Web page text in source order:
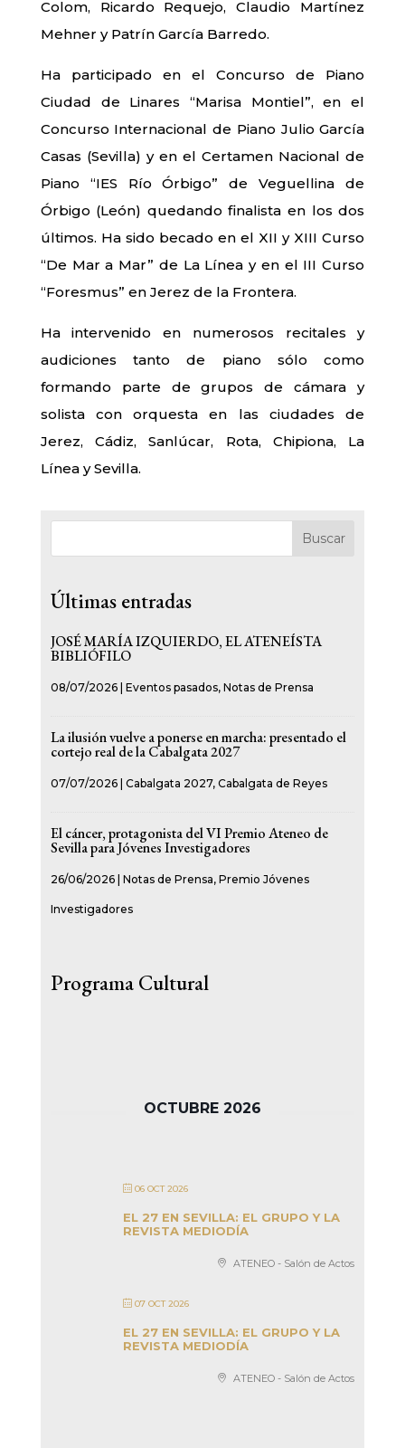
Colom, Ricardo Requejo, Claudio Martínez
Mehner y Patrín García Barredo.
Ha participado en el Concurso de Piano
Ciudad de Linares “Marisa Montiel”, en el
Concurso Internacional de Piano Julio García
Casas (Sevilla) y en el Certamen Nacional de
Piano “IES Río Órbigo” de Veguellina de
Órbigo (León) quedando finalista en los dos
últimos. Ha sido becado en el XII y XIII Curso
“De Mar a Mar” de La Línea y en el III Curso
“Foresmus” en Jerez de la Frontera.
Ha intervenido en numerosos recitales y
audiciones tanto de piano sólo como
formando parte de grupos de cámara y
solista con orquesta en las ciudades de
Jerez, Cádiz, Sanlúcar, Rota, Chipiona, La
Línea y Sevilla.
Buscar
Últimas entradas
JOSÉ MARÍA IZQUIERDO, EL ATENEÍSTA
BIBLIÓFILO
08/07/2026| Eventos pasados, Notas de Prensa
La ilusión vuelve a ponerse en marcha: presentado el
cortejo real de la Cabalgata 2027
07/07/2026| Cabalgata 2027, Cabalgata de Reyes
El cáncer, protagonista del VI Premio Ateneo de
Sevilla para Jóvenes Investigadores
26/06/2026| Notas de Prensa, Premio Jóvenes
Investigadores
Programa Cultural
OCTUBRE 2026
06 OCT 2026
EL 27 EN SEVILLA: EL GRUPO Y LA
REVISTA MEDIODÍA
ATENEO - Salón de Actos
07 OCT 2026
EL 27 EN SEVILLA: EL GRUPO Y LA
REVISTA MEDIODÍA
ATENEO - Salón de Actos